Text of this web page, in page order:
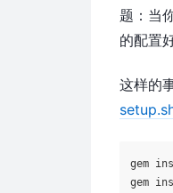
题：当
的配置
这样的
gem